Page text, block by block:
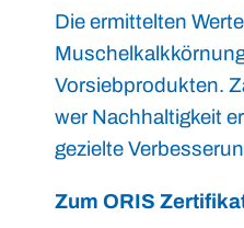
Die ermittelten
Vorsiebprodukten.
wer Nachhaltigkeit
gezielte
Zum ORIS